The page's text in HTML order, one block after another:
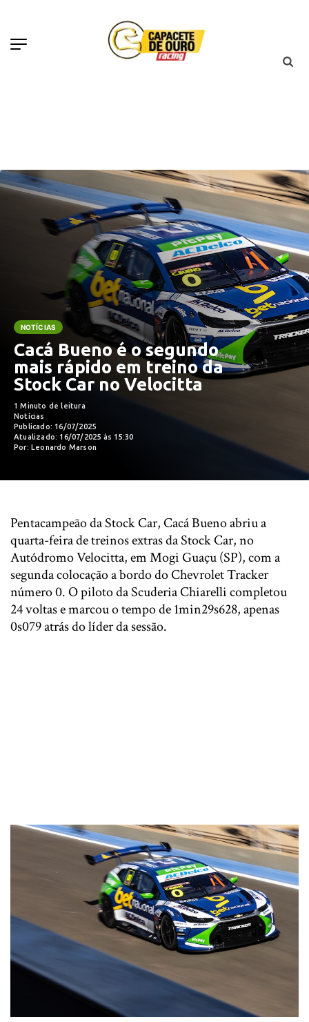
NOTÍCIAS
Cacá Bueno é o segundo
mais rápido em treino da
Stock Car no Velocitta
1 Minuto de leitura
Notícias
Publicado: 16/07/2025
Atualizado: 16/07/2025 às 15:30
Por: Leonardo Marson
Pentacampeão da Stock Car, Cacá Bueno abriu a
quarta-feira de treinos extras da Stock Car, no
Autódromo Velocitta, em Mogi Guaçu (SP), com a
segunda colocação a bordo do Chevrolet Tracker
número 0. O piloto da Scuderia Chiarelli completou
24 voltas e marcou o tempo de 1min29s628, apenas
0s079 atrás do líder da sessão.